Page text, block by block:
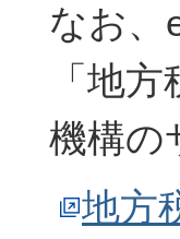
なお、
「地
機構の
地方